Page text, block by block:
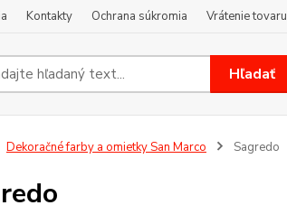
Kontakty Ochrana súkromia Vrátenie tovaru
Hľadať
Dekoračné farby a omietky San Marco Sagredo